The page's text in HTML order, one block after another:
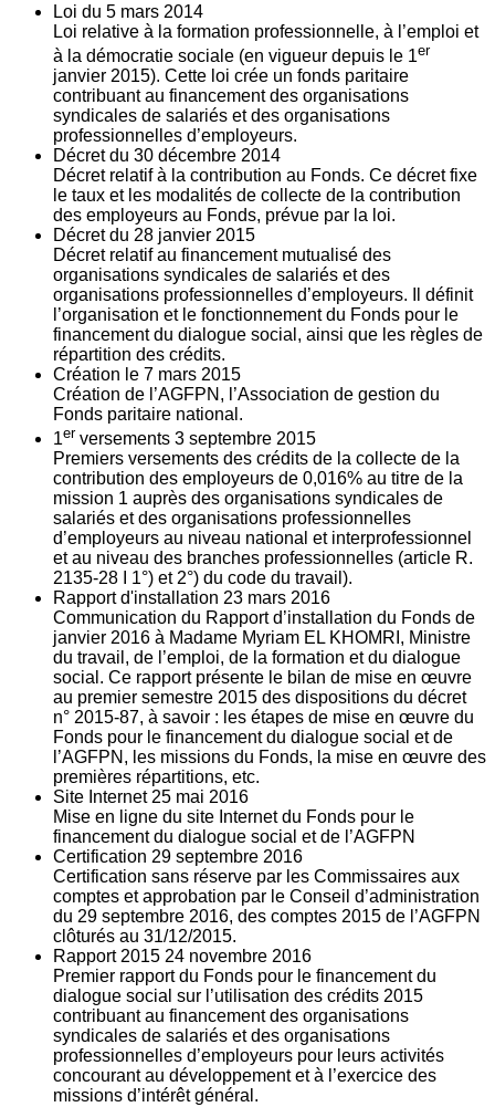
Loi du 5 mars 2014
Loi relative à la formation professionnelle, à l’emploi et
à la démocratie sociale (en vigueur depuis le 1er
janvier 2015). Cette loi crée un fonds paritaire
contribuant au financement des organisations
syndicales de salariés et des organisations
professionnelles d’employeurs.
Décret du 30 décembre 2014
Décret relatif à la contribution au Fonds. Ce décret fixe
le taux et les modalités de collecte de la contribution
des employeurs au Fonds, prévue par la loi.
Décret du 28 janvier 2015
Décret relatif au financement mutualisé des
organisations syndicales de salariés et des
organisations professionnelles d’employeurs. Il définit
l’organisation et le fonctionnement du Fonds pour le
financement du dialogue social, ainsi que les règles de
répartition des crédits.
Création le 7 mars 2015
Création de l’AGFPN, l’Association de gestion du
Fonds paritaire national.
1er versements 3 septembre 2015
Premiers versements des crédits de la collecte de la
contribution des employeurs de 0,016% au titre de la
mission 1 auprès des organisations syndicales de
salariés et des organisations professionnelles
d’employeurs au niveau national et interprofessionnel
et au niveau des branches professionnelles (article R.
2135‐28 I 1°) et 2°) du code du travail).
Rapport d'installation 23 mars 2016
Communication du Rapport d’installation du Fonds de
janvier 2016 à Madame Myriam EL KHOMRI, Ministre
du travail, de l’emploi, de la formation et du dialogue
social. Ce rapport présente le bilan de mise en œuvre
au premier semestre 2015 des dispositions du décret
n° 2015-87, à savoir : les étapes de mise en œuvre du
Fonds pour le financement du dialogue social et de
l’AGFPN, les missions du Fonds, la mise en œuvre des
premières répartitions, etc.
Site Internet 25 mai 2016
Mise en ligne du site Internet du Fonds pour le
financement du dialogue social et de l’AGFPN
Certification 29 septembre 2016
Certification sans réserve par les Commissaires aux
comptes et approbation par le Conseil d’administration
du 29 septembre 2016, des comptes 2015 de l’AGFPN
clôturés au 31/12/2015.
Rapport 2015 24 novembre 2016
Premier rapport du Fonds pour le financement du
dialogue social sur l’utilisation des crédits 2015
contribuant au financement des organisations
syndicales de salariés et des organisations
professionnelles d’employeurs pour leurs activités
concourant au développement et à l’exercice des
missions d’intérêt général.